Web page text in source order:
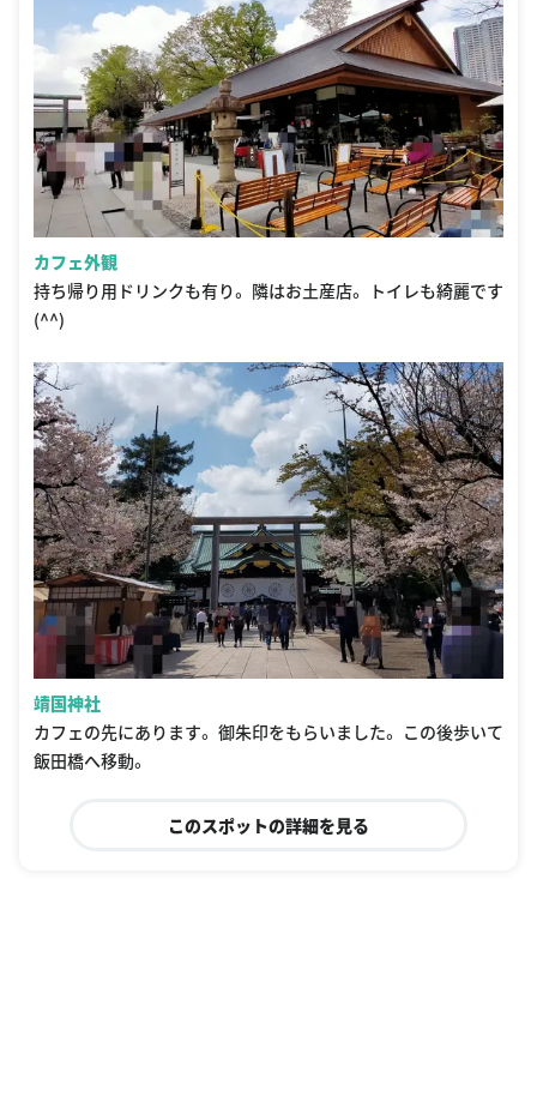
カフェ外観
持ち帰り用ドリンクも有り。 隣はお土産店。 トイレも綺麗です
(^^)
靖国神社
カフェの先にあります。 御朱印をもらいました。 この後歩いて
飯田橋へ移動。
このスポットの詳細を見る